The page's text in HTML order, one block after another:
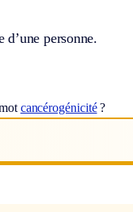
personne.
cancérogénicité?